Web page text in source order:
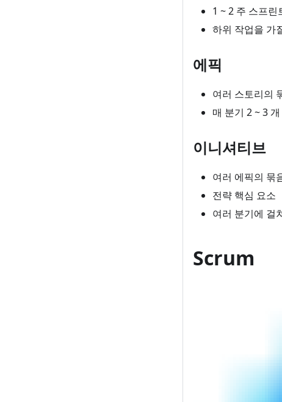
1 ~ 2 주 스프린
하위 작업을 가
에픽
여러 스토리의
매 분기 2 ~ 3
이니셔티브
여러 에픽의 묶
전략 핵심 요소
여러 분기에 걸
Scrum